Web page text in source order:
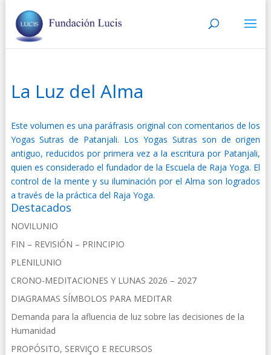
La Luz del Alma
Este volumen es una paráfrasis original con comentarios de los
Yogas Sutras de Patanjali. Los Yogas Sutras son de origen
antiguo, reducidos por primera vez a la escritura por Patanjali,
quien es considerado el fundador de la Escuela de Raja Yoga. El
control de la mente y su iluminación por el Alma son logrados
a través de la práctica del Raja Yoga.
Destacados
NOVILUNIO
FIN – REVISIÓN – PRINCIPIO
PLENILUNIO
CRONO-MEDITACIONES Y LUNAS 2026 – 2027
DIAGRAMAS SÍMBOLOS PARA MEDITAR
Demanda para la afluencia de luz sobre las decisiones de la
Humanidad
PROPÓSITO, SERVIÇO E RECURSOS